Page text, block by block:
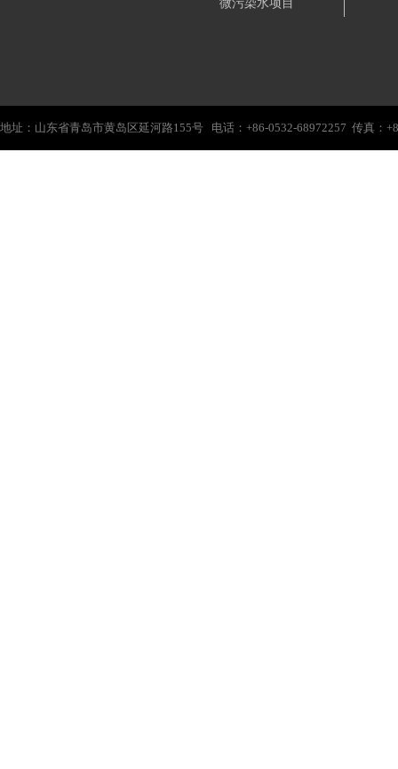
微污染水项目
地址：山东省青岛市黄岛区延河路155号 电话：+86-0532-68972257 传真：